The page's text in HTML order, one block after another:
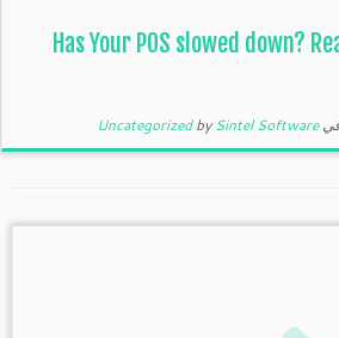
(English) Has Your POS slowed down?
UncategorizedbySintel Software